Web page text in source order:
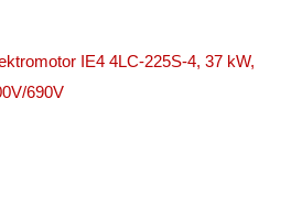
IE4 4LC-225S-4, 37 kW,
690V